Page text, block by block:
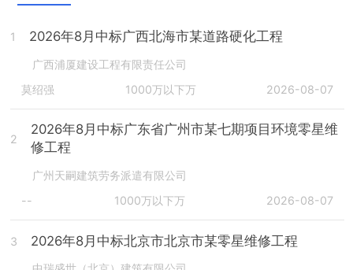
1 2026年8月中标广西北海市某道路硬化工程
广西浦厦建设工程有限责任公司
莫绍强
1000万以下万 2026-08-07
2
2026年8月中标广东省广州市某七期项目环境零星维
修工程
广州天嗣建筑劳务派遣有限公司
--
1000万以下万 2026-08-07
3 2026年8月中标北京市北京市某零星维修工程